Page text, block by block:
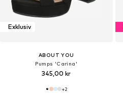
Exklusiv
ABOUT YOU
Pumps 'Carina'
345,00 kr
+2